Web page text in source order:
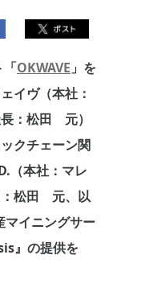
「OKWAVE 」を
イヴ（本社：
：松田 元）
クチェーン関
（本社：マレ
：松田 元、以
イニングサー
』の提供を